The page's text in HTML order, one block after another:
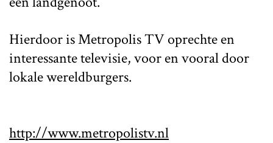
Hierdoor is Metropolis TV oprechte en
interessante televisie, voor en vooral door
lokale wereldburgers.
http://www.metropolistv.nl